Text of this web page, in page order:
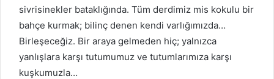
sivrisinekler bataklığında. Tüm derdimiz mis kokulu bir
bahçe kurmak; bilinç denen kendi varlığımızda…
Birleşeceğiz. Bir araya gelmeden hiç; yalnızca
yanlışlara karşı tutumumuz ve tutumlarımıza karşı
kuşkumuzla…